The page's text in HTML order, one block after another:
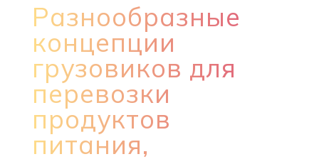
Разнообразные
концепции
грузовиков для
перевозки
продуктов
питания,